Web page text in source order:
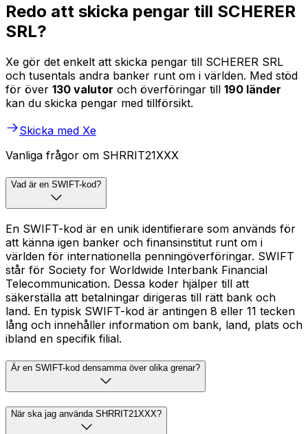
Redo att skicka pengar till SCHERER
SRL?
Xe gör det enkelt att skicka pengar till SCHERER SRL
och tusentals andra banker runt om i världen. Med stöd
för över 130 valutor och överföringar till 190 länder
kan du skicka pengar med tillförsikt.
Skicka med Xe
Vanliga frågor om SHRRIT21XXX
Vad är en SWIFT-kod?
En SWIFT-kod är en unik identifierare som används för
att känna igen banker och finansinstitut runt om i
världen för internationella penningöverföringar. SWIFT
står för Society for Worldwide Interbank Financial
Telecommunication. Dessa koder hjälper till att
säkerställa att betalningar dirigeras till rätt bank och
land. En typisk SWIFT-kod är antingen 8 eller 11 tecken
lång och innehåller information om bank, land, plats och
ibland en specifik filial.
Är en SWIFT-kod densamma över olika grenar?
När ska jag använda SHRRIT21XXX?